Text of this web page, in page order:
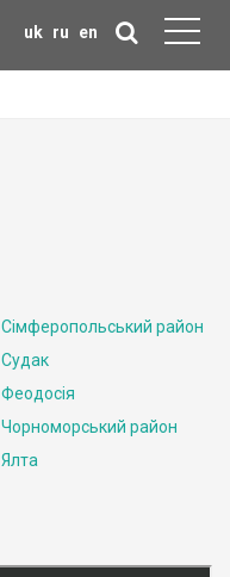
uk ru en
Сімферопольський район
Судак
Феодосія
Чорноморський район
Ялта